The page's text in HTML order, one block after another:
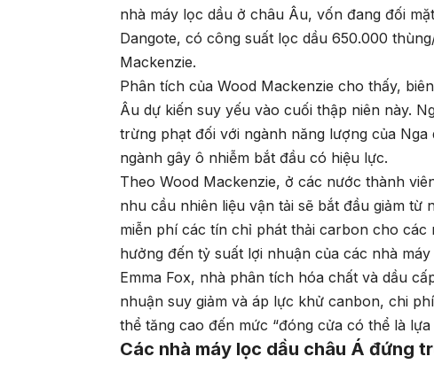
nhà máy lọc dầu ở châu Âu, vốn đang đối
Dangote, có công suất lọc dầu 650.000
Mackenzie.
Phân tích của Wood Mackenzie cho thấy,
Âu dự kiến suy yếu vào cuối thập niên này.
trừng phạt đối với ngành năng lượng của
ngành gây ô nhiễm bắt đầu có hiệu lực.
Theo Wood Mackenzie, ở các nước thành
nhu cầu nhiên liệu vận tải sẽ bắt đầu giảm từ
miễn phí các tín chỉ phát thải carbon cho
hưởng đến tỷ suất lợi nhuận của các nhà
Emma Fox, nhà phân tích hóa chất và dầu
nhuận suy giảm và áp lực khử canbon, chi
thể tăng cao đến mức “đóng cửa có thể là lựa
Các nhà máy lọc dầu châu Á đứng